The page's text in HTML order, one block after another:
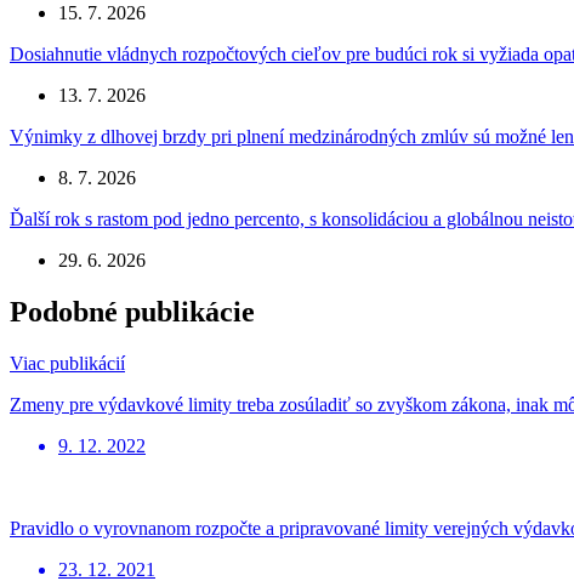
15. 7. 2026
Dosiahnutie vládnych rozpočtových cieľov pre budúci rok si vyžiada
13. 7. 2026
Výnimky z dlhovej brzdy pri plnení medzinárodných zmlúv sú možné
8. 7. 2026
Ďalší rok s rastom pod jedno percento, s konsolidáciou a globálnou
29. 6. 2026
Podobné publikácie
Viac publikácií
Zmeny pre výdavkové limity treba zosúladiť so zvyškom zákona, inak
9. 12. 2022
Pravidlo o vyrovnanom rozpočte a pripravované limity verejných
23. 12. 2021